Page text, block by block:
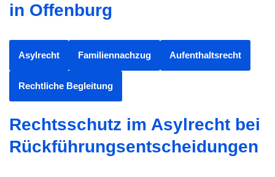
in Offenburg
Asylrecht Familiennachzug Aufenthaltsrecht
Rechtliche Begleitung
Rechtsschutz im Asylrecht bei
Rückführungsentscheidungen